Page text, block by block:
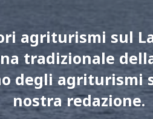
agriturismi sul
tradizionale
degli agriturismi
nostra redazione.